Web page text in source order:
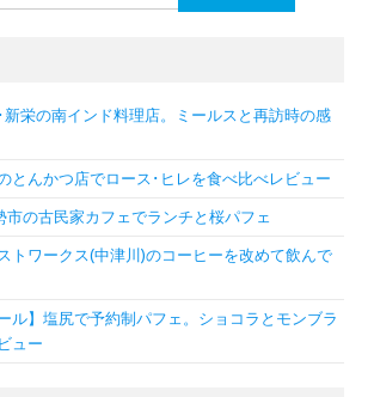
新栄の南インド料理店。ミールスと再訪時の感
とんかつ店でロース･ヒレを食べ比べレビュー
市の古民家カフェでランチと桜パフェ
トワークス(中津川)のコーヒーを改めて飲んで
ル】塩尻で予約制パフェ。ショコラとモンブラ
ュー